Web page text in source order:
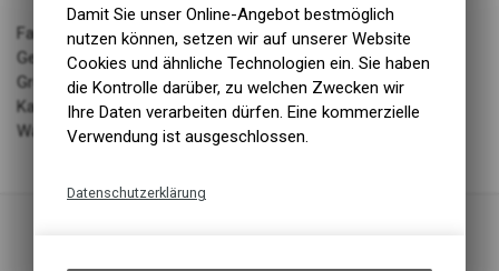
Farbe: Mist
Geschlecht: w
Grösse: M
Kategorie: accessories
Warengruppe: Bekleidung
Damit Sie unser Online-Angebot bestmöglich
nutzen können, setzen wir auf unserer Website
Cookies und ähnliche Technologien ein. Sie haben
die Kontrolle darüber, zu welchen Zwecken wir
Ihre Daten verarbeiten dürfen. Eine kommerzielle
Verwendung ist ausgeschlossen.
Datenschutzerklärung